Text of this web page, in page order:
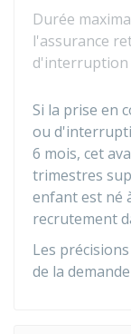
Durée
l'assurance
d'interruption
Si la prise en
ou
6 mois, cet
trimestres
enfant est né
recrutement
Les
de la